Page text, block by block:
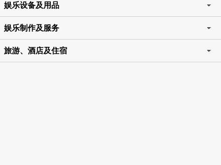
娱乐设备及用品
娱乐制作及服务
旅游、酒店及住宿